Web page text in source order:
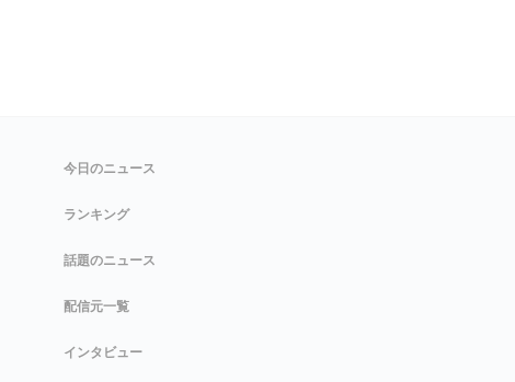
今日のニュース
ランキング
話題のニュース
配信元一覧
インタビュー